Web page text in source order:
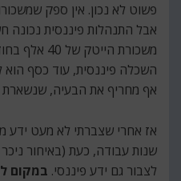
פשוט לא נכון. אין ספק
אבל התנהלות פיננסית נכונה
משכורת
השכלה פיננסית, עוד כסף הוא
אף מחריף את הבעיה, שנשארת
לצבור גם ידע פיננסי. במקום